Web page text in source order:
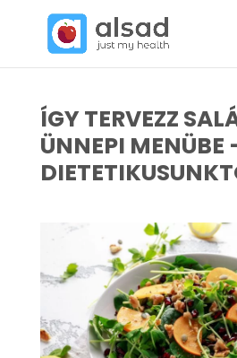
ÍGY TERVEZZ
ÜNNEPI MENÜBE